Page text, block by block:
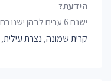
הידעת?
ישנם 6 ערים לבהן ישנו רחוב בשם הרי יהודה:
קרית שמונה, נצרת עילית,